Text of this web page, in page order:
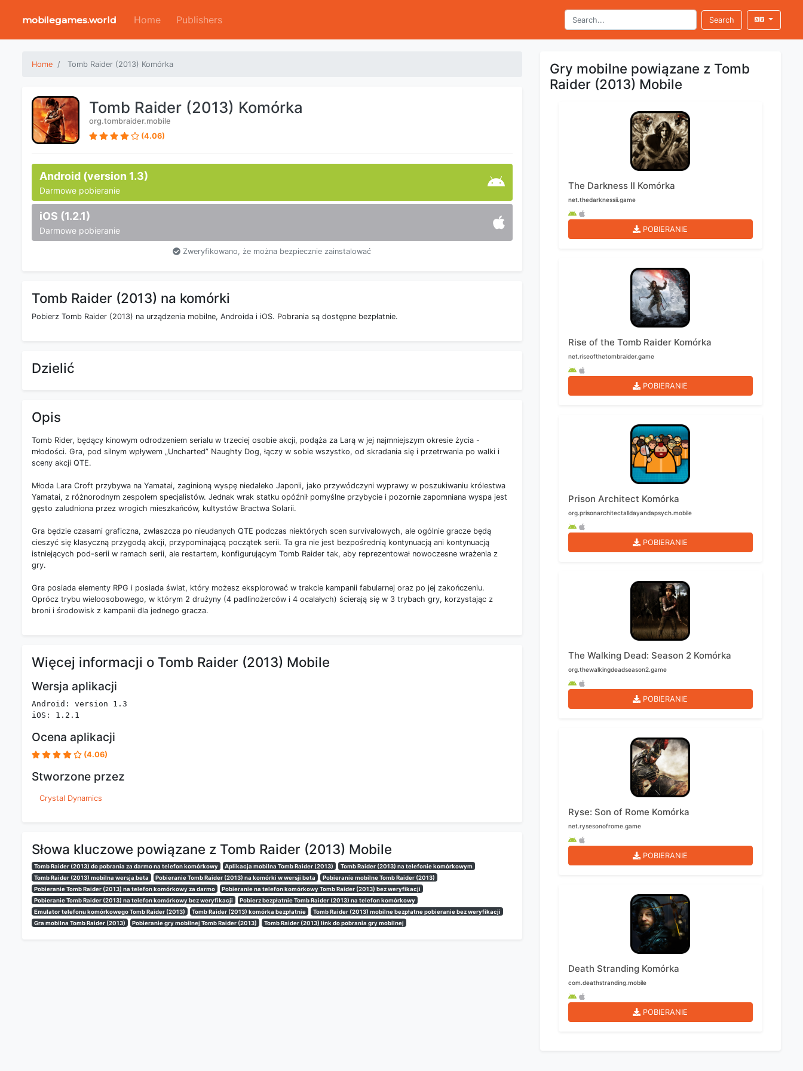
mobilegames.world Home Publishers Search
Home Tomb Raider (2013) Komórka
Tomb Raider (2013) Komórka
org.tombraider.mobile
(4.06)
Android (version 1.3)
Darmowe pobieranie
iOS (1.2.1)
Darmowe pobieranie
Zweryfikowano, że można bezpiecznie zainstalować
Tomb Raider (2013) na komórki
Pobierz Tomb Raider (2013) na urządzenia mobilne, Androida i iOS. Pobrania są dostępne bezpłatnie.
Dzielić
Opis
Tomb Rider, będący kinowym odrodzeniem serialu w trzeciej osobie akcji, podąża za Larą w jej najmniejszym okresie życia -
młodości. Gra, pod silnym wpływem „Uncharted” Naughty Dog, łączy w sobie wszystko, od skradania się i przetrwania po walki i
sceny akcji QTE.
Młoda Lara Croft przybywa na Yamatai, zaginioną wyspę niedaleko Japonii, jako przywódczyni wyprawy w poszukiwaniu królestwa
Yamatai, z różnorodnym zespołem specjalistów. Jednak wrak statku opóźnił pomyślne przybycie i pozornie zapomniana wyspa jest
gęsto zaludniona przez wrogich mieszkańców, kultystów Bractwa Solarii.
Gra będzie czasami graficzna, zwłaszcza po nieudanych QTE podczas niektórych scen survivalowych, ale ogólnie gracze będą
cieszyć się klasyczną przygodą akcji, przypominającą początek serii. Ta gra nie jest bezpośrednią kontynuacją ani kontynuacją
istniejących pod-serii w ramach serii, ale restartem, konfigurującym Tomb Raider tak, aby reprezentował nowoczesne wrażenia z
gry.
Gra posiada elementy RPG i posiada świat, który możesz eksplorować w trakcie kampanii fabularnej oraz po jej zakończeniu.
Oprócz trybu wieloosobowego, w którym 2 drużyny (4 padlinożerców i 4 ocalałych) ścierają się w 3 trybach gry, korzystając z
broni i środowisk z kampanii dla jednego gracza.
Więcej informacji o Tomb Raider (2013) Mobile
Wersja aplikacji
Android: version 1.3
iOS: 1.2.1
Ocena aplikacji
(4.06)
Stworzone przez
Crystal Dynamics
Słowa kluczowe powiązane z Tomb Raider (2013) Mobile
Tomb Raider (2013) do pobrania za darmo na telefon komórkowy Aplikacja mobilna Tomb Raider (2013)
Tomb Raider (2013) na telefonie komórkowym
Tomb Raider (2013) mobilna wersja beta
Pobieranie Tomb Raider (2013) na komórki w wersji beta
Pobieranie mobilne Tomb Raider (2013)
Pobieranie Tomb Raider (2013) na telefon komórkowy za darmo
Pobieranie na telefon komórkowy Tomb Raider (2013) bez weryfikacji
Pobieranie Tomb Raider (2013) na telefon komórkowy bez weryfikacji
Pobierz bezpłatnie Tomb Raider (2013) na telefon komórkowy
Emulator telefonu komórkowego Tomb Raider (2013)
Tomb Raider (2013) komórka bezpłatnie
Tomb Raider (2013) mobilne bezpłatne pobieranie bez weryfikacji
Gra mobilna Tomb Raider (2013)
Pobieranie gry mobilnej Tomb Raider (2013) Tomb Raider (2013) link do pobrania gry mobilnej
Gry mobilne powiązane z Tomb
Raider (2013) Mobile
The Darkness II Komórka
net.thedarknessii.game
POBIERANIE
Rise of the Tomb Raider Komórka
net.riseofthetombraider.game
POBIERANIE
Prison Architect Komórka
org.prisonarchitectalldayandapsych.mobile
POBIERANIE
The Walking Dead: Season 2 Komórka
org.thewalkingdeadseason2.game
POBIERANIE
Ryse: Son of Rome Komórka
net.rysesonofrome.game
POBIERANIE
Death Stranding Komórka
com.deathstranding.mobile
POBIERANIE